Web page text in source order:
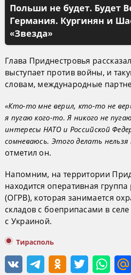
Польши не будет. Будет
Германия. Кургинян и
«Звезда»
Глава Приднестровья
выступает против войны, и
словам, международные
«Кто-то мне верил, кто-то не
я пугаю кого-то. Я никого не
интересы НАТО и Российской
сомневаюсь. Этого делать нельзя
отметил он.
Напомним, на территории
находится оперативная группа
(ОГРВ), которая занимается
складов с боеприпасами в
с Украиной.
Тирасполь